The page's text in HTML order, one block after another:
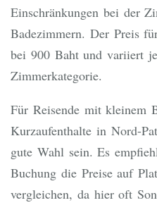
Einschränkungen bei der
Badezimmern. Der Preis
bei 900 Baht und variiert
Zimmerkategorie.
Für Reisende mit kleinem
Kurzaufenthalte in Nord-
gute Wahl sein. Es
Buchung die Preise auf
vergleichen, da hier oft